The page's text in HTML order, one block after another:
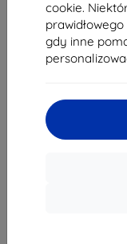
cookie.
gdy inne
17,01 zł
Na stanie: 3 szt.